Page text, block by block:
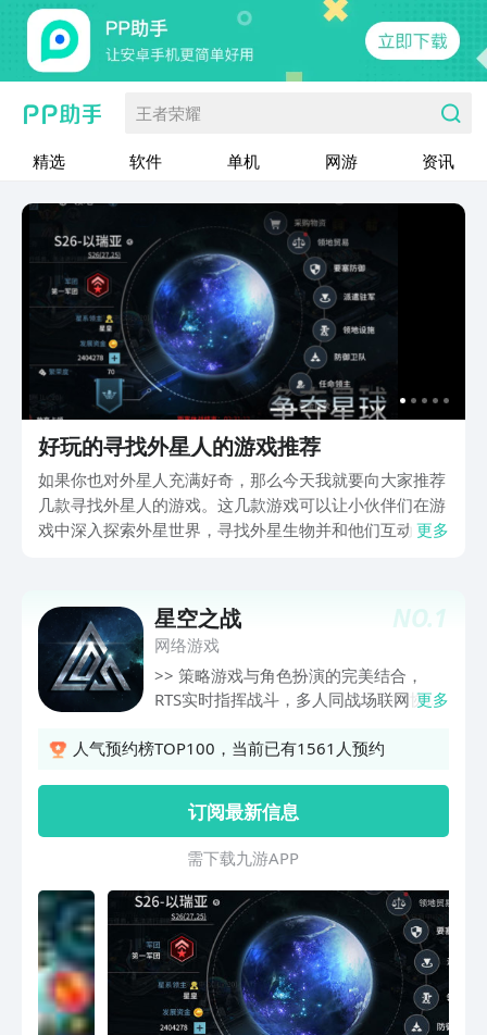
王者荣耀
精选 软件 单机 网游 资讯
好玩的寻找外星人的游戏推荐
如果你也对外星人充满好奇，那么今天我就要向大家推荐
几款寻找外星人的游戏。这几款游戏可以让小伙伴们在游
戏中深入探索外星世界，寻找外星生物并和他们互动，同
更多
NO.1
星空之战
网络游戏
>> 策略游戏与角色扮演的完美结合，
RTS实时指挥战斗，多人同战场联网协作
特色各异的武器装备； >> 50个星系的穿
军实时指令，真正的自由移动； >> 克制
对抗取胜，人海战术压制，中途拦截策
略，声东击西偷袭； 这是一款充满创意
与惊喜的游戏！
更多
人气预约榜TOP100，当前已有1561人预约
订阅最新信息
需 下 载 九 游 A P P